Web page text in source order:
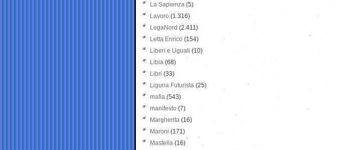
La Sapienza (5)
Lavoro (1.316)
LegaNord (2.411)
Letta Enrico (154)
Liberi e Uguali (10)
Libia (68)
Libri (33)
Liguria Futurista (25)
mafia (543)
manifesto (7)
Margherita (16)
Maroni (171)
Mastella (16)